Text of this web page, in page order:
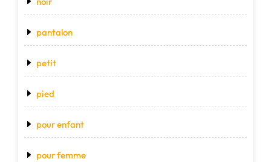
pantalon
petit
pied
pour enfant
pour femme